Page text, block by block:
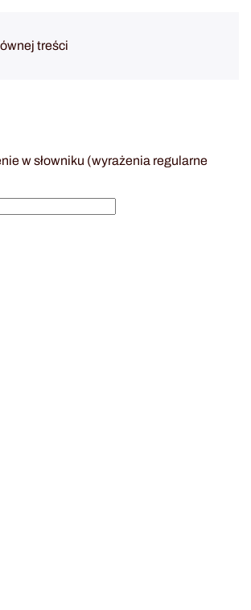
treści
w słowniku (wyrażenia regularne